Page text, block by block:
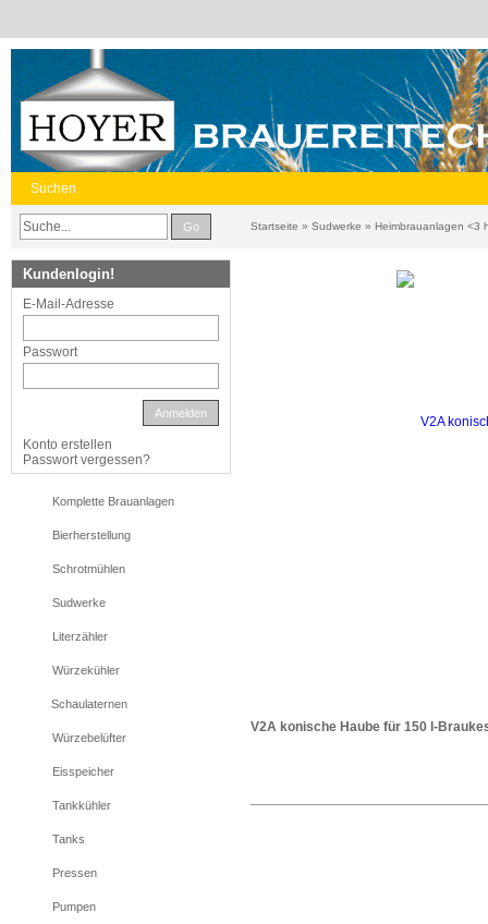
Suchen
Go Startseite » Sudwerke » Heimbrauanlagen <3
V2A konische Haube für 150 l-
Kundenlogin!
E-Mail-Adresse
Passwort
Anmelden
Konto erstellen
Passwort vergessen?
Komplette Brauanlagen
Bierherstellung
Schrotmühlen
Sudwerke
Literzähler
Würzekühler
Schaulaternen
Würzebelüfter
Eisspeicher
Tankkühler
Tanks
Pressen
Pumpen